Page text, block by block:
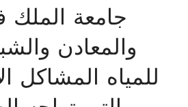
جامعة الملك
والمعادن
للمياه المشاكل